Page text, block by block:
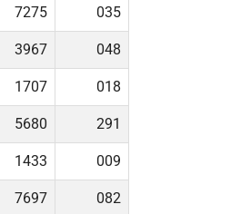
7275 035
3967 048
1707 018
5680 291
1433 009
7697 082